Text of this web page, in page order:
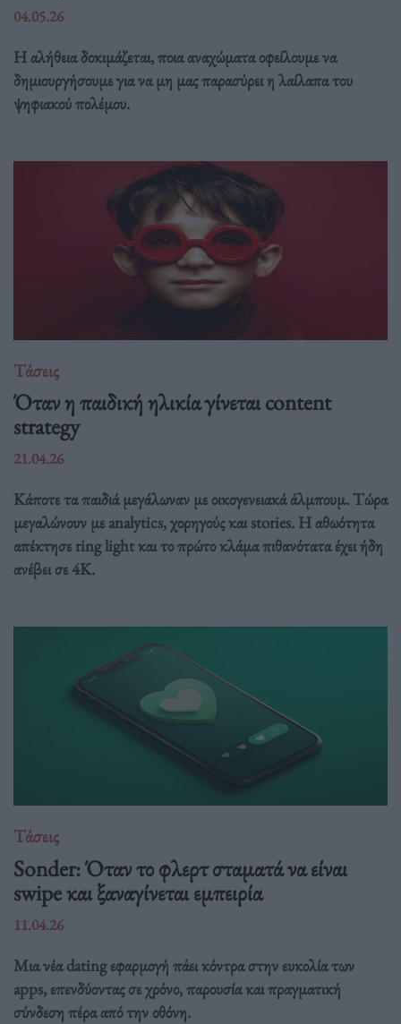
04.05.26
Η αλήθεια δοκιμάζεται, ποια αναχώματα οφείλουμε να
δημιουργήσουμε για να μη μας παρασύρει η λαίλαπα του
ψηφιακού πολέμου.
Τάσεις
Όταν η παιδική ηλικία γίνεται content
strategy
21.04.26
Κάποτε τα παιδιά μεγάλωναν με οικογενειακά άλμπουμ. Τώρα
μεγαλώνουν με analytics, χορηγούς και stories. Η αθωότητα
απέκτησε ring light και το πρώτο κλάμα πιθανότατα έχει ήδη
ανέβει σε 4K.
Τάσεις
Sonder: Όταν το φλερτ σταματά να είναι
swipe και ξαναγίνεται εμπειρία
11.04.26
Μια νέα dating εφαρμογή πάει κόντρα στην ευκολία των
apps, επενδύοντας σε χρόνο, παρουσία και πραγματική
σύνδεση πέρα από την οθόνη.